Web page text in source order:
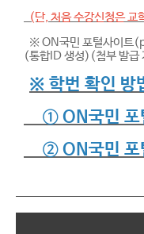
(단, 처음 수강신청은 교
※ ON국민 포털사이
(통합ID 생성)(첨부 발급
※ 학번 확인 방
① ON국민 포
② ON국민 포